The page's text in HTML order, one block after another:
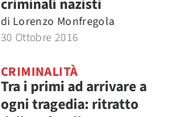
criminali nazisti
di Lorenzo Monfregola
30 Ottobre 2016
CRIMINALITÀ
Tra i primi ad arrivare a
ogni tragedia: ritratto